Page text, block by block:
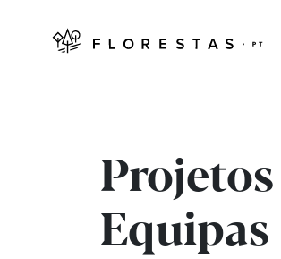
Equipas